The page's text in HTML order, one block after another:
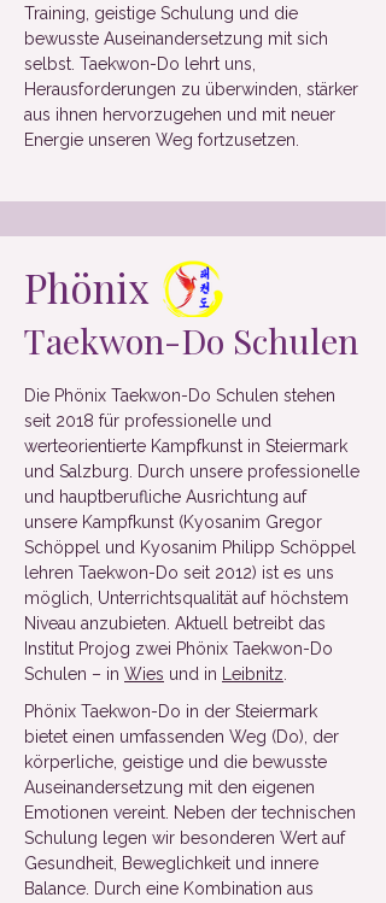
Training, geistige Schulung und die
bewusste Auseinandersetzung mit sich
selbst. Taekwon-Do lehrt uns,
Herausforderungen zu überwinden, stärker
aus ihnen hervorzugehen und mit neuer
Energie unseren Weg fortzusetzen.
Phönix
Taekwon-Do Schulen
Die Phönix Taekwon-Do Schulen stehen
seit 2018 für professionelle und
werteorientierte Kampfkunst in Steiermark
und Salzburg. Durch unsere professionelle
und hauptberufliche Ausrichtung auf
unsere Kampfkunst (Kyosanim Gregor
Schöppel und Kyosanim Philipp Schöppel
lehren Taekwon-Do seit 2012) ist es uns
möglich, Unterrichtsqualität auf höchstem
Niveau anzubieten. Aktuell betreibt das
Institut Projog zwei Phönix Taekwon-Do
Schulen – in Wies und in Leibnitz
Phönix Taekwon-Do in der Steiermark
bietet einen umfassenden Weg (Do), der
körperliche, geistige und die bewusste
Auseinandersetzung mit den eigenen
Emotionen vereint. Neben der technischen
Schulung legen wir besonderen Wert auf
Gesundheit, Beweglichkeit und innere
Balance. Durch eine Kombination aus